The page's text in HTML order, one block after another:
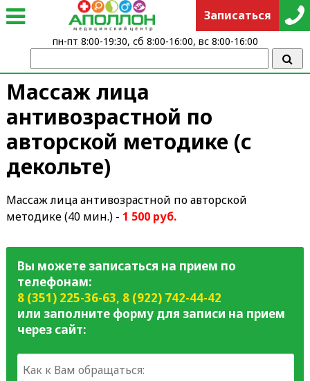
Массаж лица
антивозрастной по
авторской методике (с
декольте)
Массаж лица антивозрастной по авторской
методике (40 мин.) - 1 500 руб.
Вы можете записаться на прием по
телефонам:
8 (351) 225-36-63, 8 (922) 742-44-42
или заполните форму для записи на прием
через сайт:
Записаться
пн-пт 8:00-19:30, сб 8:00-16:00, вс 8:00-16:00